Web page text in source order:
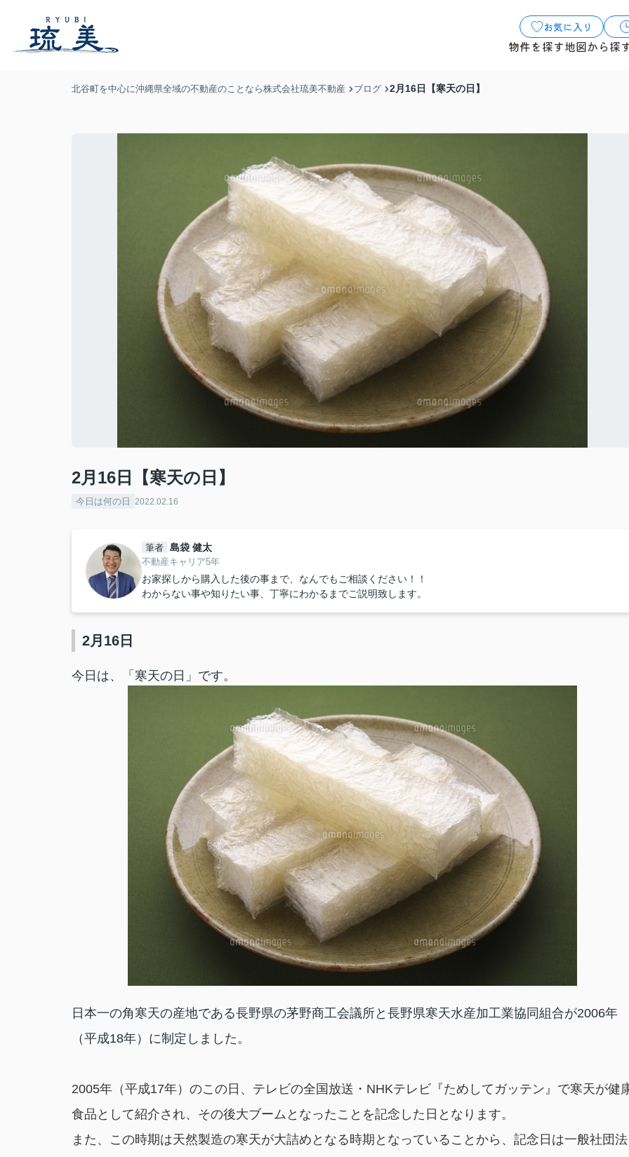
お気に入り
物件を探す地図から探
北谷町を中心に沖縄県全域の不動産のことなら株式会社琉美不動産 ブログ 2月16日【寒天の日】
2月16日【寒天の日】
今日は何の日 2022.02.16
筆者 島袋 健太
不動産キャリア5年
お家探しから購入した後の事まで、なんでもご相談ください！！
わからない事や知りたい事、丁寧にわかるまでご説明致します。
2月16日
今日は、「寒天の日」です。
日本一の角寒天の産地である長野県の茅野商工会議所と長野県寒天水産加工業協同組合が2006年
（平成18年）に制定しました。
2005年（平成17年）のこの日、テレビの全国放送・NHKテレビ『ためしてガッテン』で寒天が健
食品として紹介され、その後大ブームとなったことを記念した日となります。
また、この時期は天然製造の寒天が大詰めとなる時期となっていることから、記念日は一般社団法